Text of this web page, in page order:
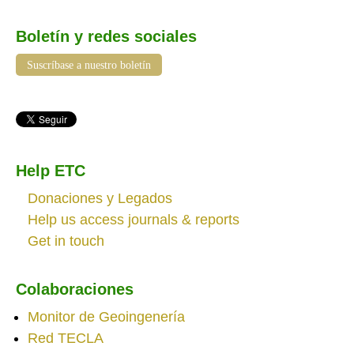
Boletín y redes sociales
Suscríbase a nuestro boletín
Help ETC
Donaciones y Legados
Help us access journals & reports
Get in touch
Colaboraciones
Monitor de Geoingenería
Red TECLA